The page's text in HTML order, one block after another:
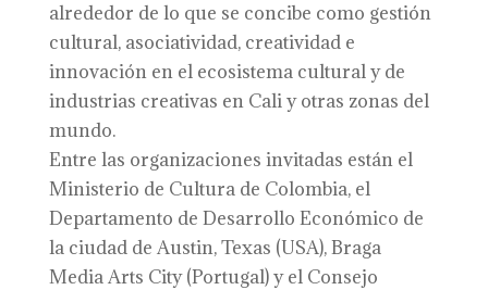
alrededor de lo que se concibe como gestión
cultural, asociatividad, creatividad e
innovación en el ecosistema cultural y de
industrias creativas en Cali y otras zonas del
mundo.
Entre las organizaciones invitadas están el
Ministerio de Cultura de Colombia, el
Departamento de Desarrollo Económico de
la ciudad de Austin, Texas (USA), Braga
Media Arts City (Portugal) y el Consejo